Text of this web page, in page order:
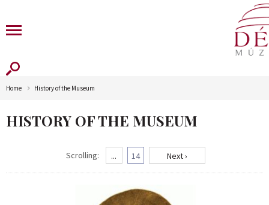
Home History of the Museum
HISTORY OF THE MUSEUM
Scrolling: ... 14 Next ›